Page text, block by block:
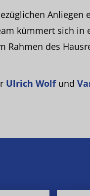
Anliegen
kümmert sich in
Rahmen des
Ulrich Wolfund